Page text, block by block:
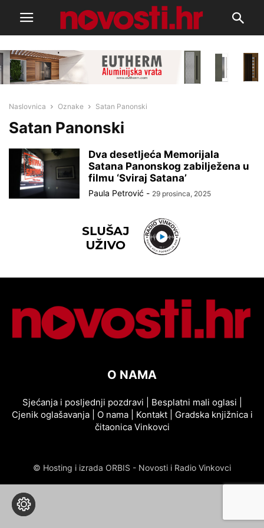
Naslovnica Oznake Satan Panonski
Satan Panonski
Dva desetljeća Memorijala
Satana Panonskog zabilježena u
filmu ‘Sviraj Satana’
Paula Petrović - 29 prosinca, 2025
O NAMA
Sjećanja i posljednji pozdravi Besplatni mali oglasi
Cjenik oglašavanja| O nama| Kontakt| Gradska knjižnica i
čitaonica Vinkovci
© Hosting i izrada ORBIS - Novosti i Radio Vinkovci